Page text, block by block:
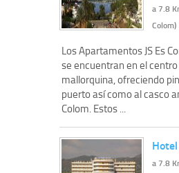
a 7.8
Colom)
Los Apartamentos JS Es
se encuentran en el
mallorquina, ofreciendo
puerto así como al casco
Colom. Estos ...
a 7.8